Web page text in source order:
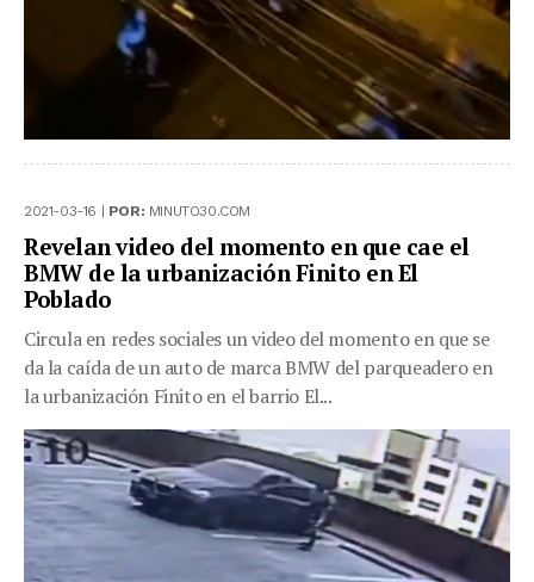
2021-03-16 | POR: MINUTO30.COM
Revelan video del momento en que cae el
BMW de la urbanización Finito en El
Poblado
Circula en redes sociales un video del momento en que se
da la caída de un auto de marca BMW del parqueadero en
la urbanización Finito en el barrio El...